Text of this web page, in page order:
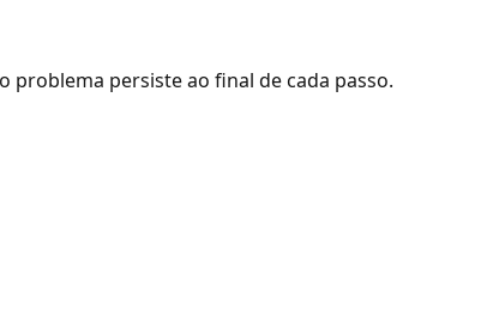
problema persiste ao final de cada passo.